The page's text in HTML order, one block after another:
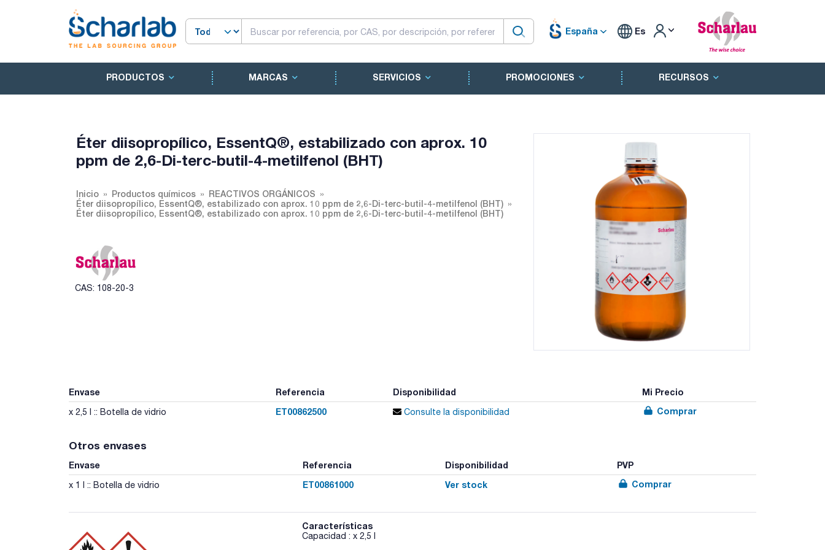
España Es
PRODUCTOS MARCAS SERVICIOS PROMOCIONES RECURSOS
Éter diisopropílico, EssentQ®, estabilizado con aprox. 10
ppm de 2,6-Di-terc-butil-4-metilfenol (BHT)
Inicio Productos químicos
REACTIVOS ORGÁNICOS
Éter diisopropílico, EssentQ®, estabilizado con aprox. 10 ppm de 2,6-Di-terc-butil-4-metilfenol (BHT)
Éter diisopropílico, EssentQ®, estabilizado con aprox. 10 ppm de 2,6-Di-terc-butil-4-metilfenol (BHT)
CAS: 108-20-3
Envase Referencia Disponibilidad Mi Precio
x 2,5 l :: Botella de vidrio ET00862500 Consulte la disponibilidad Comprar
Otros envases
Envase Referencia Disponibilidad PVP
x 1 l :: Botella de vidrio ET00861000 Ver stock Comprar
Características
Capacidad : x 2,5 l